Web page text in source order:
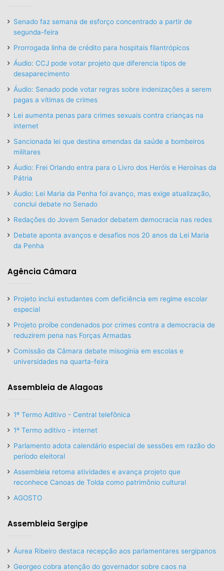
Senado faz semana de esforço concentrado a partir de
segunda-feira
Prorrogada linha de crédito para hospitais filantrópicos
Áudio: CCJ pode votar projeto que diferencia tipos de
desaparecimento
Áudio: Senado pode votar regras sobre indenizações a serem
pagas a vítimas de crimes
Lei aumenta penas para crimes sexuais contra crianças na
internet
Sancionada lei que destina emendas da saúde a bombeiros
militares
Áudio: Frei Orlando entra para o Livro dos Heróis e Heroínas da
Pátria
Áudio: Lei Maria da Penha foi avanço, mas exige atualização,
conclui debate no Senado
Redações do Jovem Senador debatem democracia nas redes
Debate aponta avanços e desafios nos 20 anos da Lei Maria
da Penha
Agência Câmara
Projeto inclui estudantes com deficiência em regime escolar
especial
Projeto proíbe condenados por crimes contra a democracia de
reduzirem pena nas Forças Armadas
Comissão da Câmara debate misoginia em escolas e
universidades na quarta-feira
Assembleia de Alagoas
1º Termo Aditivo - Central telefônica
1º Termo aditivo - internet
Parlamento adota calendário especial de sessões em razão do
período eleitoral
Assembleia retoma atividades e avança projeto que
reconhece Canoas de Tolda como patrimônio cultural
AGOSTO
Assembleia Sergipe
Áurea Ribeiro destaca recepção aos parlamentares sergipanos
Georgeo cobra atenção do governador sobre caos na